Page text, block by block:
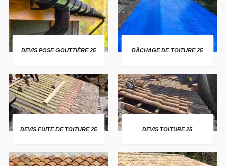
DEVIS POSE GOUTTIÈRE 25 BÂCHAGE DE TOITURE 25
DEVIS FUITE DE TOITURE 25 DEVIS TOITURE 25